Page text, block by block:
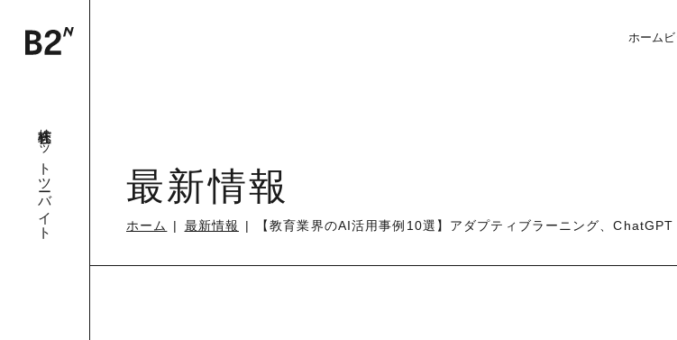
株式会社ビットツーバイト
ホーム
最新情報
ホーム 最新情報 【教育業界のAI活用事例10選】アダプティブラーニング、